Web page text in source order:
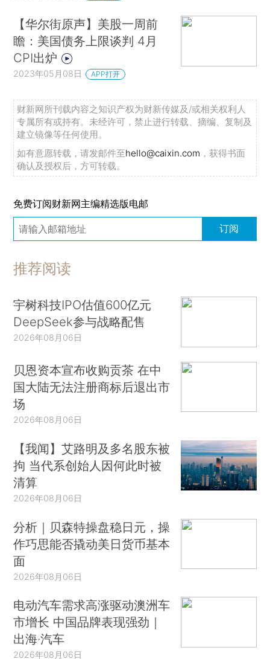
【华尔街原声】美股一周前
瞻：美国债务上限谈判 4月
CPI出炉
2023年05月08日 APP打开
财新网所刊载内容之知识产权为财新传媒及/或相关权利人
专属所有或持有。未经许可，禁止进行转载、摘编、复制及
建立镜像等任何使用。
如有意愿转载，请发邮件至hello@caixin.com ，获得书面
确认及授权后，方可转载。
免费订阅财新网主编精选版电邮
订阅
推荐阅读
宇树科技IPO估值600亿元
DeepSeek参与战略配售
2026年08月06日
贝恩资本宣布收购贡茶 在中
国大陆无法注册商标后退出市
场
2026年08月06日
【我闻】艾路明及多名股东被
拘 当代系创始人因何此时被
清算
2026年08月06日
分析｜贝森特操盘稳日元，操
作巧思能否撬动美日货币基本
面
2026年08月06日
电动汽车需求高涨驱动澳洲车
市增长 中国品牌表现强劲｜
出海·汽车
2026年08月06日